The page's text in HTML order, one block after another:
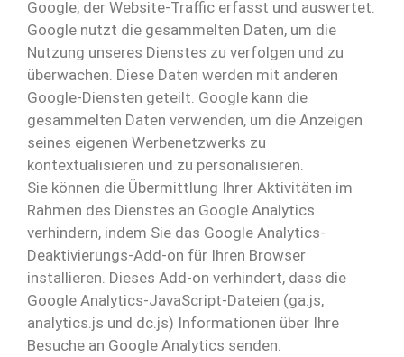
Google, der Website-Traffic erfasst und auswertet.
Google nutzt die gesammelten Daten, um die
Nutzung unseres Dienstes zu verfolgen und zu
überwachen. Diese Daten werden mit anderen
Google-Diensten geteilt. Google kann die
gesammelten Daten verwenden, um die Anzeigen
seines eigenen Werbenetzwerks zu
kontextualisieren und zu personalisieren.
Sie können die Übermittlung Ihrer Aktivitäten im
Rahmen des Dienstes an Google Analytics
verhindern, indem Sie das Google Analytics-
Deaktivierungs-Add-on für Ihren Browser
installieren. Dieses Add-on verhindert, dass die
Google Analytics-JavaScript-Dateien (ga.js,
analytics.js und dc.js) Informationen über Ihre
Besuche an Google Analytics senden.